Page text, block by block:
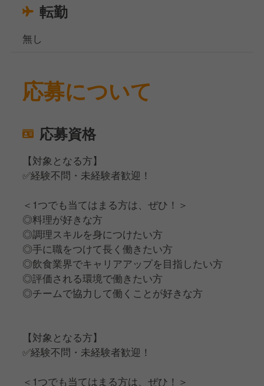
転勤
無し
応募について
応募資格
【対象となる方】
✅️経験不問・未経験者歓迎！
＜1つでも当てはまる方は、ぜひ！＞
◎料理が好きな方
◎調理スキルを身につけたい方
◎手に職をつけて長く働きたい方
◎飲食業界でキャリアアップを目指したい方
◎評価される環境で働きたい方
◎チームで協力して働くことが好きな方
【対象となる方】
✅️経験不問・未経験者歓迎！
＜1つでも当てはまる方は、ぜひ！＞